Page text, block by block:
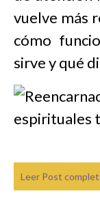
vuelve más
cómo
sirve y qué
Leer Post